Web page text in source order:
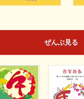
ぜんぶ見る